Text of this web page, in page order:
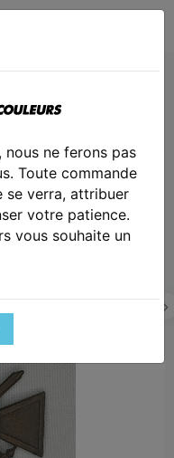
ne ferons pas
Toute commande
se verra, attribuer
votre patience.
vous souhaite un